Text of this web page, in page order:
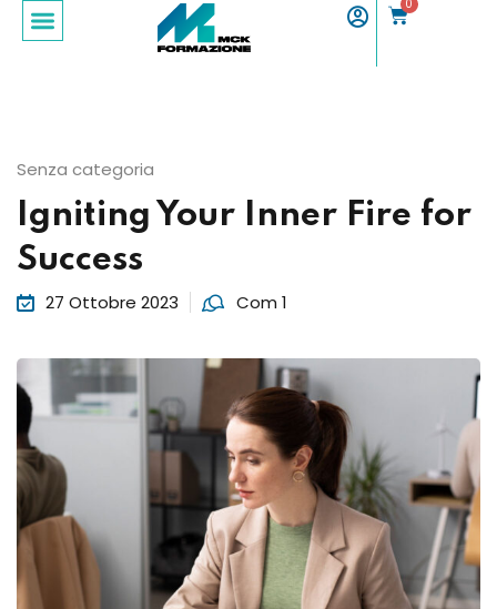
0
Senza categoria
Igniting Your Inner Fire for
Success
27 Ottobre 2023 Com 1
Sign in
Remember me Lost your password?